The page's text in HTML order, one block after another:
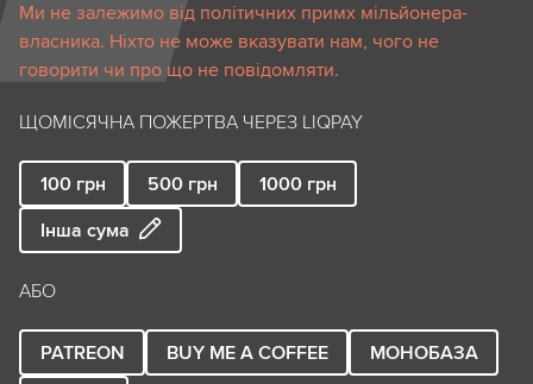
Ми не залежимо від політичних примх мільйонера-
власника. Ніхто не може вказувати нам, чого не
говорити чи про що не повідомляти.
ЩОМІСЯЧНА ПОЖЕРТВА ЧЕРЕЗ LIQPAY
100 грн 500 грн 1000 грн
Інша сума
АБО
PATREON BUY ME A COFFEE
МОНОБАЗА